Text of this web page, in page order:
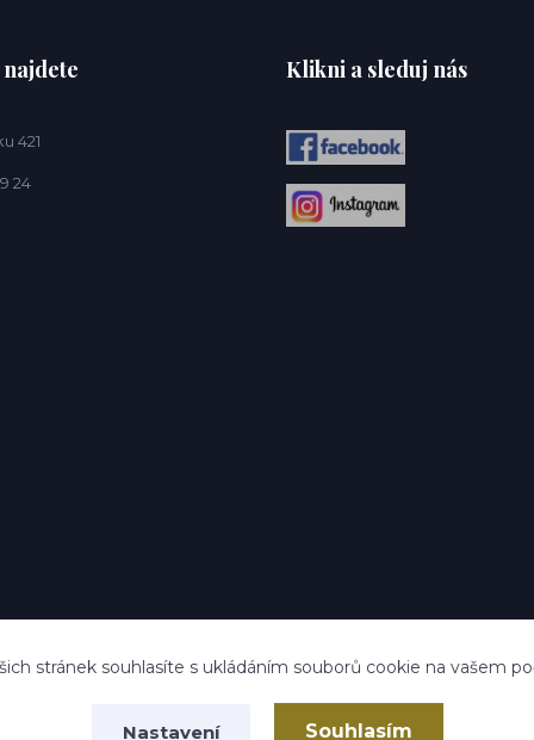
421
24
Klikni a sleduj nás
stránek souhlasíte s ukládáním souborů cookie na vašem
Nastavení Souhlasím